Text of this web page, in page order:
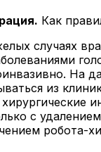
Как
случаях
из
с